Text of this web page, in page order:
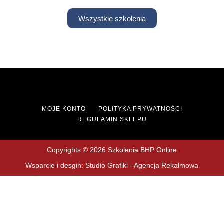
Wszystkie szkolenia
MOJE KONTO
POLITYKA PRYWATNOŚCI
REGULAMIN SKLEPU
Copyrights © 2026 Szkolenia BHP Online
Wsparcie i desgin: Studio Grafiki - Agencja Rekalmowa